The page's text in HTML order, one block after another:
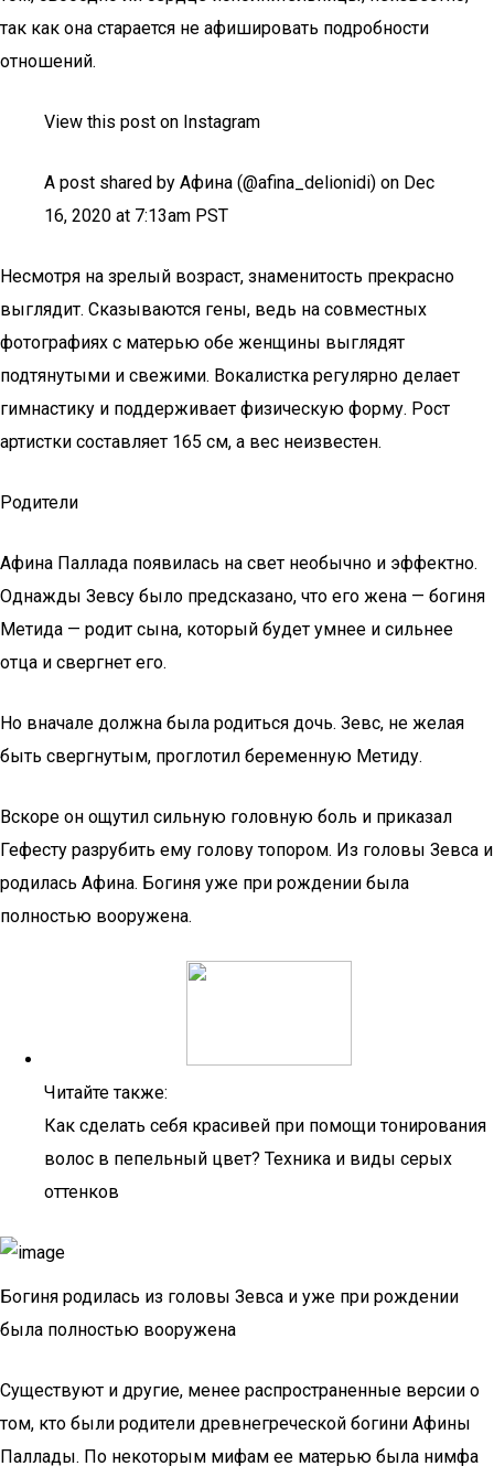
так как она старается не афишировать подробности
отношений.
View this post on Instagram
A post shared by Афина (@afina_delionidi) on Dec
16, 2020 at 7:13am PST
Несмотря на зрелый возраст, знаменитость прекрасно
выглядит. Сказываются гены, ведь на совместных
фотографиях с матерью обе женщины выглядят
подтянутыми и свежими. Вокалистка регулярно делает
гимнастику и поддерживает физическую форму. Рост
артистки составляет 165 см, а вес неизвестен.
Родители
Афина Паллада появилась на свет необычно и эффектно.
Однажды Зевсу было предсказано, что его жена — богиня
Метида — родит сына, который будет умнее и сильнее
отца и свергнет его.
Но вначале должна была родиться дочь. Зевс, не желая
быть свергнутым, проглотил беременную Метиду.
Вскоре он ощутил сильную головную боль и приказал
Гефесту разрубить ему голову топором. Из головы Зевса и
родилась Афина. Богиня уже при рождении была
полностью вооружена.
Читайте также:
Как сделать себя красивей при помощи тонирования
волос в пепельный цвет? Техника и виды серых
оттенков
Богиня родилась из головы Зевса и уже при рождении
была полностью вооружена
Существуют и другие, менее распространенные версии о
том, кто были родители древнегреческой богини Афины
Паллады. По некоторым мифам ее матерью была нимфа